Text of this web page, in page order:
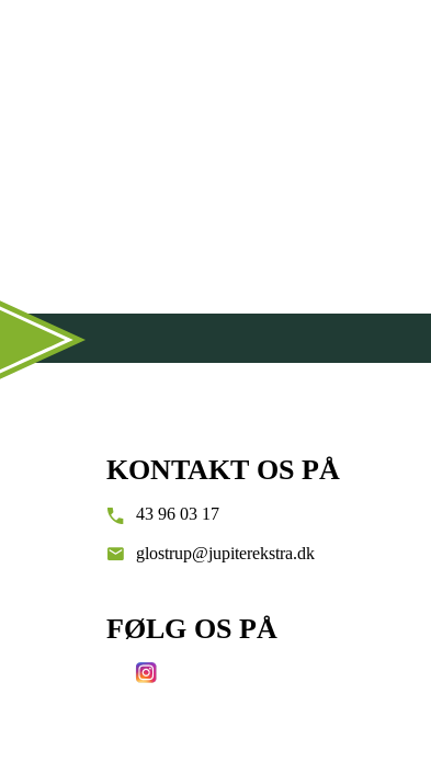
KONTAKT OS PÅ
43 96 03 17
glostrup@jupiterekstra.dk
FØLG OS PÅ